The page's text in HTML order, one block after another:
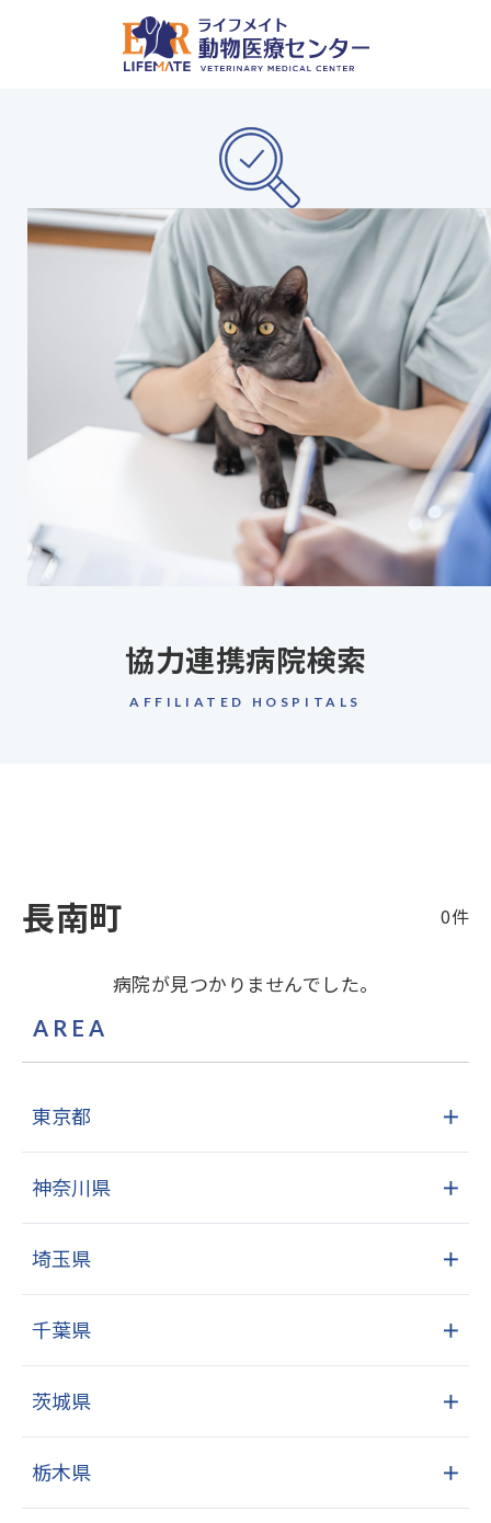
協力連携病院検索
AFFILIATED HOSPITALS
長南町 0件
病院が見つかりませんでした。
AREA
東京都 ＋
神奈川県 ＋
埼玉県 ＋
千葉県 ＋
茨城県 ＋
栃木県 ＋